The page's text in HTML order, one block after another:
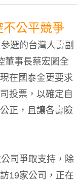
公平競爭
選的台灣人壽副
董事長蔡宏圖全
在國泰金更要求
投票，以確定自
正，且讓各壽險
司爭取支持，除
19家公司，正在